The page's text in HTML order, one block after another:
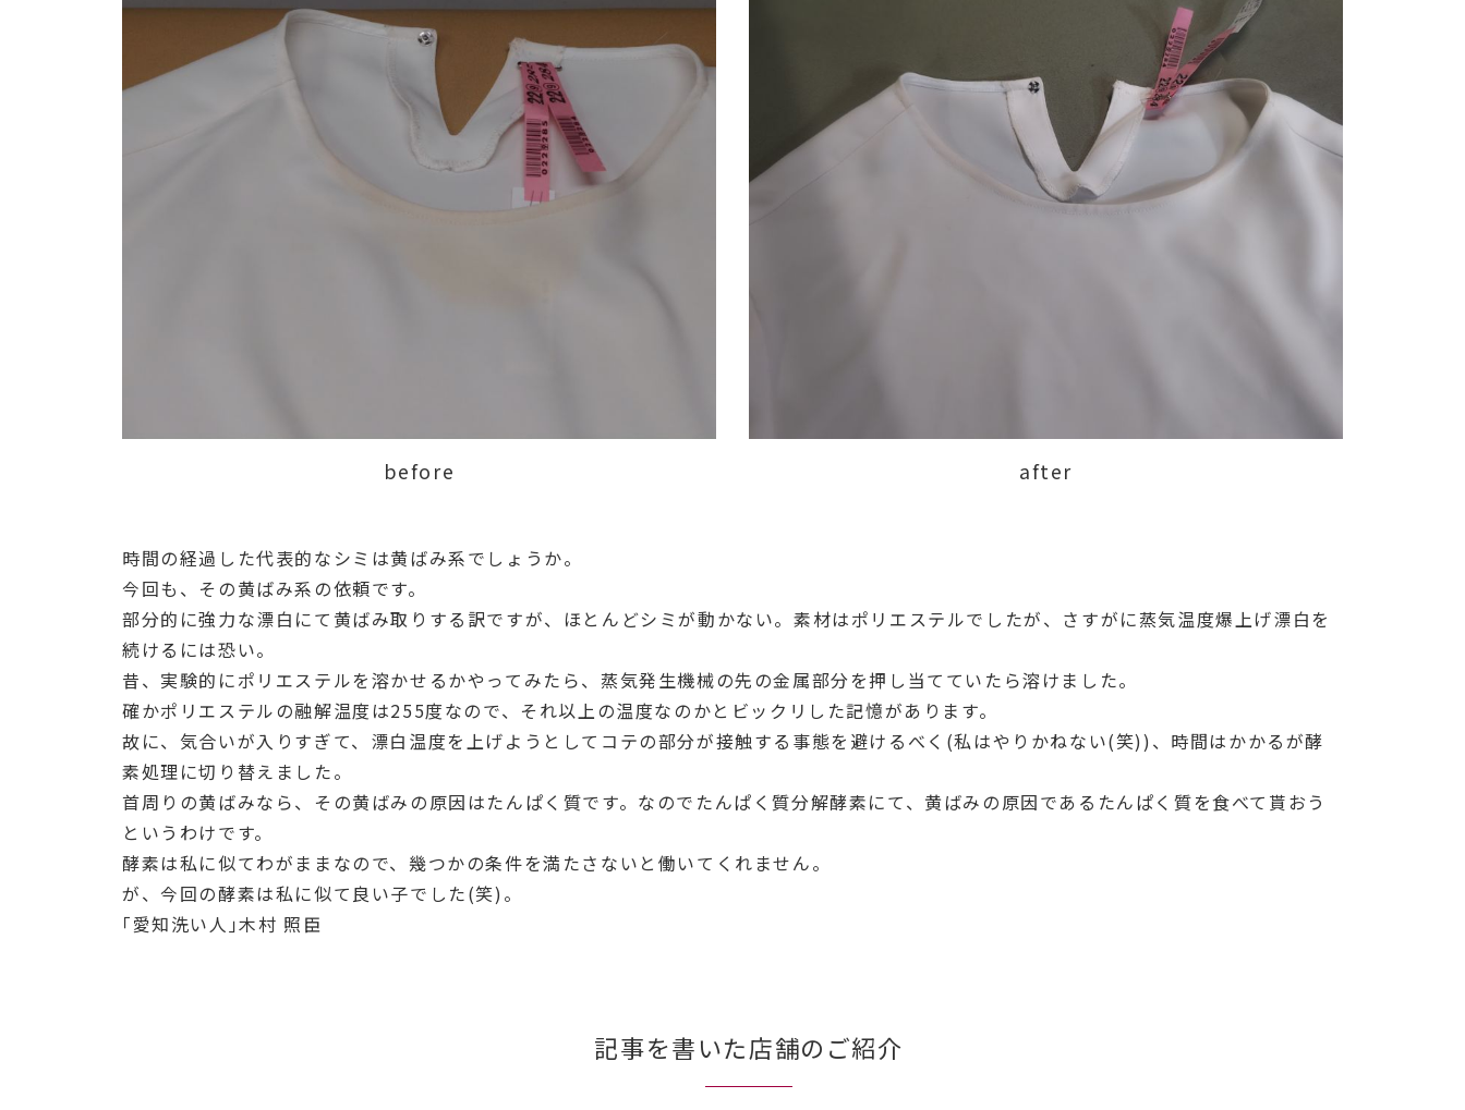
before after
時間の経過した代表的なシミは黄ばみ系でしょうか。
今回も、その黄ばみ系の依頼です。
部分的に強力な漂白にて黄ばみ取りする訳ですが、ほとんどシミが動かない。素材はポリエステルでしたが、さすがに蒸気温度爆上げ漂白を
続けるには恐い。
昔、実験的にポリエステルを溶かせるかやってみたら、蒸気発生機械の先の金属部分を押し当てていたら溶けました。
確かポリエステルの融解温度は255度なので、それ以上の温度なのかとビックリした記憶があります。
故に、気合いが入りすぎて、漂白温度を上げようとしてコテの部分が接触する事態を避けるべく(私はやりかねない(笑))、時間はかかるが酵
素処理に切り替えました。
首周りの黄ばみなら、その黄ばみの原因はたんぱく質です。なのでたんぱく質分解酵素にて、黄ばみの原因であるたんぱく質を食べて貰おう
というわけです。
酵素は私に似てわがままなので、幾つかの条件を満たさないと働いてくれません。
が、今回の酵素は私に似て良い子でした(笑)。
｢愛知洗い人｣木村 照臣
記事を書いた店舗のご紹介